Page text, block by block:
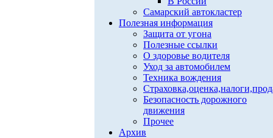
Самарский автокластер
Полезная информация
Защита от угона
Полезные ссылки
О здоровье водителя
Уход за автомобилем
Техника вождения
Безопасность дорожного
движения
Прочее
Архив